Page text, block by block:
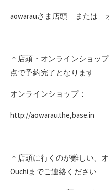
aowarauさま店頭 または
＊店頭・オンラインショッ
点で予約完了となります
オンラインショップ：
http://aowarau.the,base.in
＊店頭に行くのが難しい、
Ouchiまでご連絡ください